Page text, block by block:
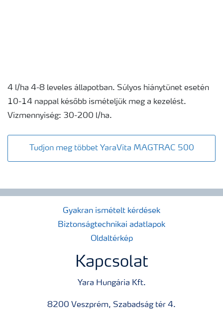
4 l/ha 4-8 leveles állapotban. Súlyos hiánytünet esetén
10-14 nappal később ismételjük meg a kezelést.
Vízmennyiség: 30-200 l/ha.
Tudjon meg többet YaraVita MAGTRAC 500
Gyakran ismételt kérdések
Biztonságtechnikai adatlapok
Oldaltérkép
Kapcsolat
Yara Hungária Kft.
8200 Veszprém, Szabadság tér 4.